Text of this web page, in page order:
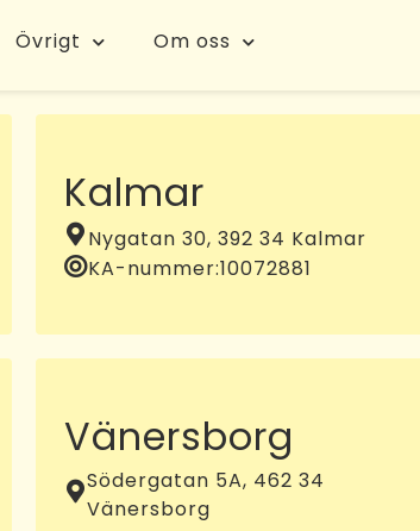
Övrigt Om oss
Kalmar
Nygatan 30, 392 34 Kalmar
KA-nummer:10072881
Vänersborg
Södergatan 5A, 462 34
Vänersborg